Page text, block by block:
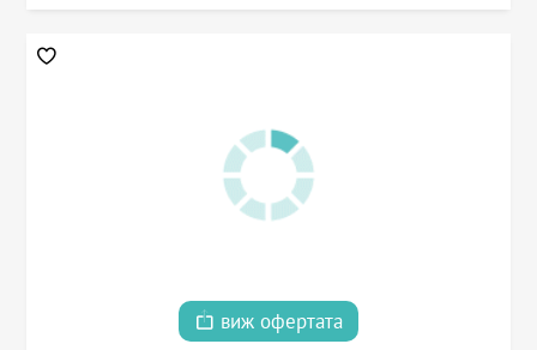
виж офертата